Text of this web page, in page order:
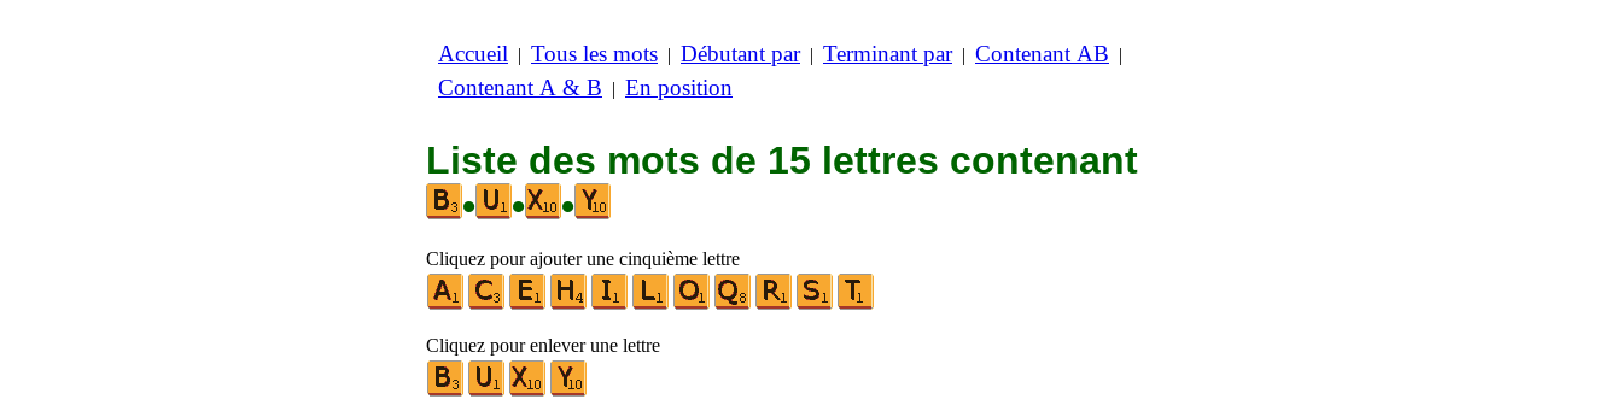
Accueil | Tous les mots | Débutant par| Terminant par| Contenant AB |
Contenant A & B | En position
Liste des mots de 15 lettres contenant
•
• •
Cliquez pour ajouter une cinquième lettre
Cliquez pour enlever une lettre